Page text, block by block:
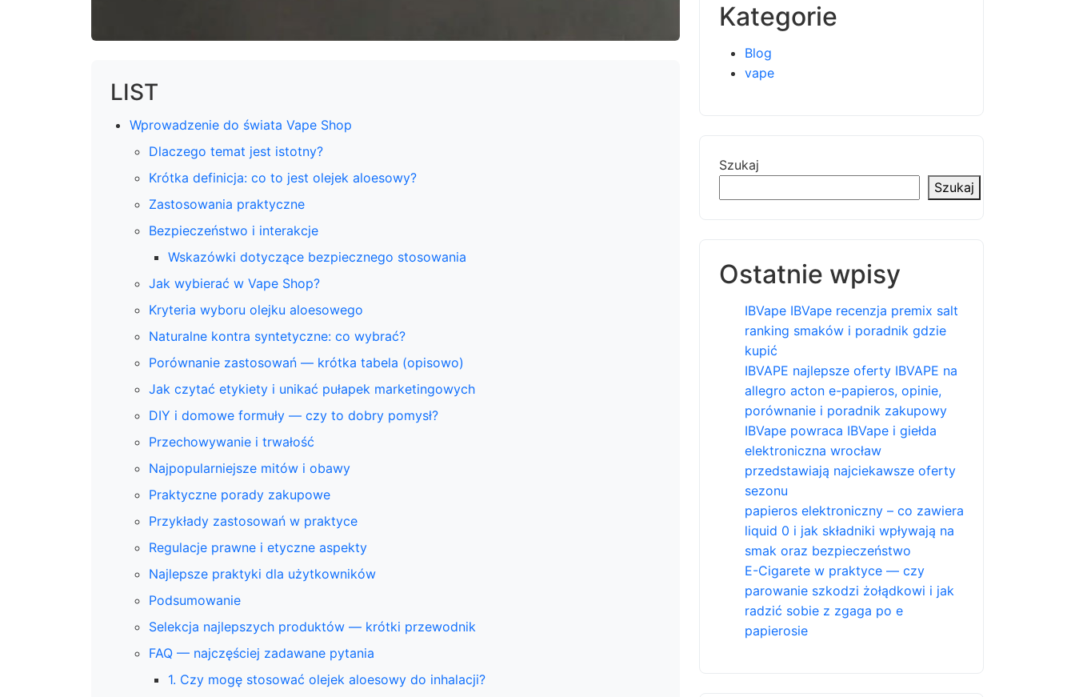
LIST
Wprowadzenie do świata Vape Shop
Dlaczego temat jest istotny?
Krótka definicja: co to jest olejek aloesowy?
Zastosowania praktyczne
Bezpieczeństwo i interakcje
Wskazówki dotyczące bezpiecznego stosowania
Jak wybierać w Vape Shop?
Kryteria wyboru olejku aloesowego
Naturalne kontra syntetyczne: co wybrać?
Porównanie zastosowań — krótka tabela (opisowo)
Jak czytać etykiety i unikać pułapek marketingowych
DIY i domowe formuły — czy to dobry pomysł?
Przechowywanie i trwałość
Najpopularniejsze mitów i obawy
Praktyczne porady zakupowe
Przykłady zastosowań w praktyce
Regulacje prawne i etyczne aspekty
Najlepsze praktyki dla użytkowników
Podsumowanie
Selekcja najlepszych produktów — krótki przewodnik
FAQ — najczęściej zadawane pytania
1. Czy mogę stosować olejek aloesowy do inhalacji?
Kategorie
Blog
vape
Szukaj
Szukaj
Ostatnie wpisy
IBVape IBVape recenzja premix salt
ranking smaków i poradnik gdzie
kupić
IBVAPE najlepsze oferty IBVAPE na
allegro acton e-papieros, opinie,
porównanie i poradnik zakupowy
IBVape powraca IBVape i giełda
elektroniczna wrocław
przedstawiają najciekawsze oferty
sezonu
papieros elektroniczny – co zawiera
liquid 0 i jak składniki wpływają na
smak oraz bezpieczeństwo
E-Cigarete w praktyce — czy
parowanie szkodzi żołądkowi i jak
radzić sobie z zgaga po e
papierosie